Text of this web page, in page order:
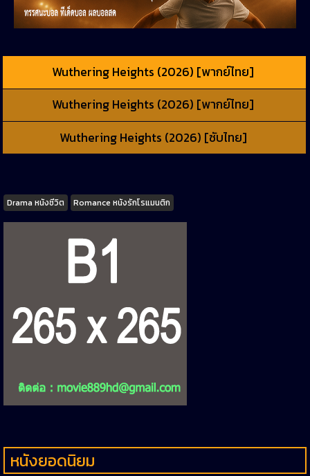
Wuthering Heights (2026) [พากย์ไทย]
Wuthering Heights (2026) [พากย์ไทย]
Wuthering Heights (2026) [ซับไทย]
Tags
Drama หนังชีวิต Romance หนังรักโรแมนติก
หนังยอดนิยม